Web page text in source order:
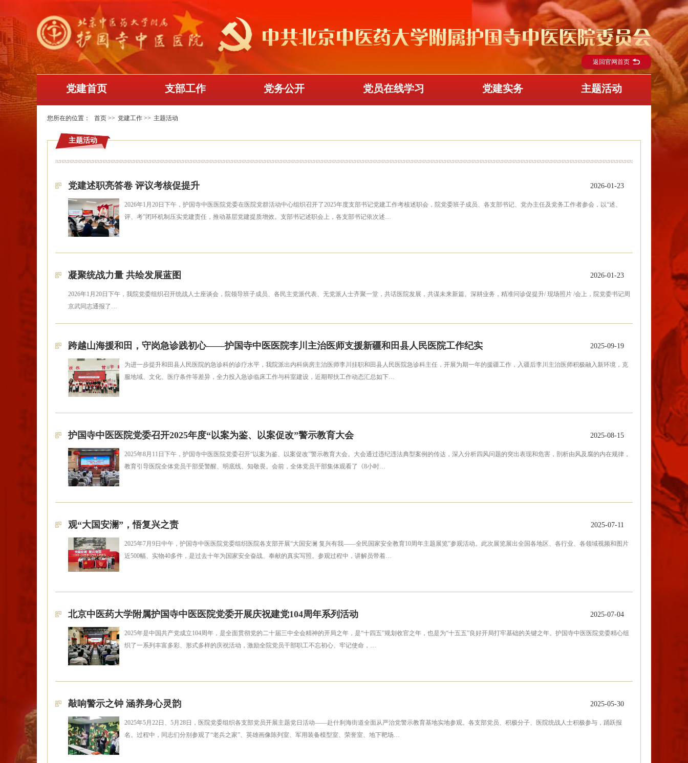
返回官网首页
党建首页 支部工作 党务公开 党员在线学习 党建实务 主题活动
您所在的位置： 首页 >> 党建工作 >> 主题活动
主题活动
2026-01-23
党建述职亮答卷 评议考核促提升
2026年1月20日下午，护国寺中医医院党委在医院党群活动中心组织召开了2025年度支部书记党建工作考核述职会，院党委班子成员、各支部书记、党办主任及党务工作者参会，以“述、
评、考”闭环机制压实党建责任，推动基层党建提质增效。支部书记述职会上，各支部书记依次述…
2026-01-23
凝聚统战力量 共绘发展蓝图
2026年1月20日下午，我院党委组织召开统战人士座谈会，院领导班子成员、各民主党派代表、无党派人士齐聚一堂，共话医院发展，共谋未来新篇。深耕业务，精准问诊促提升/ 现场照片 /会上，院党委书记周
京武同志通报了…
2025-09-19
跨越山海援和田，守岗急诊践初心——护国寺中医医院李川主治医师支援新疆和田县人民医院工作纪实
为进一步提升和田县人民医院的急诊科的诊疗水平，我院派出内科病房主治医师李川挂职和田县人民医院急诊科主任，开展为期一年的援疆工作，入疆后李川主治医师积极融入新环境，克
服地域、文化、医疗条件等差异，全力投入急诊临床工作与科室建设，近期帮扶工作动态汇总如下…
2025-08-15
护国寺中医医院党委召开2025年度“以案为鉴、以案促改”警示教育大会
2025年8月11日下午，护国寺中医医院党委召开“以案为鉴、以案促改”警示教育大会。大会通过违纪违法典型案例的传达，深入分析四风问题的突出表现和危害，剖析由风及腐的内在规律，
教育引导医院全体党员干部受警醒、明底线、知敬畏。会前，全体党员干部集体观看了《8小时…
2025-07-11
观“大国安澜”，悟复兴之责
2025年7月9日中午，护国寺中医医院党委组织医院各支部开展“大国安澜 复兴有我——全民国家安全教育10周年主题展览”参观活动。此次展览展出全国各地区、各行业、各领域视频和图片
近500幅、实物40多件，是过去十年为国家安全奋战、奉献的真实写照。参观过程中，讲解员带着…
2025-07-04
北京中医药大学附属护国寺中医医院党委开展庆祝建党104周年系列活动
2025年是中国共产党成立104周年，是全面贯彻党的二十届三中全会精神的开局之年，是“十四五”规划收官之年，也是为“十五五”良好开局打牢基础的关键之年。护国寺中医医院党委精心组
织了一系列丰富多彩、形式多样的庆祝活动，激励全院党员干部职工不忘初心、牢记使命，…
2025-05-30
敲响警示之钟 涵养身心灵韵
2025年5月22日、5月28日，医院党委组织各支部党员开展主题党日活动——赴什刹海街道全面从严治党警示教育基地实地参观。各支部党员、积极分子、医院统战人士积极参与，踊跃报
名。过程中，同志们分别参观了“老兵之家”、英雄画像陈列室、军用装备模型室、荣誉室、地下靶场…